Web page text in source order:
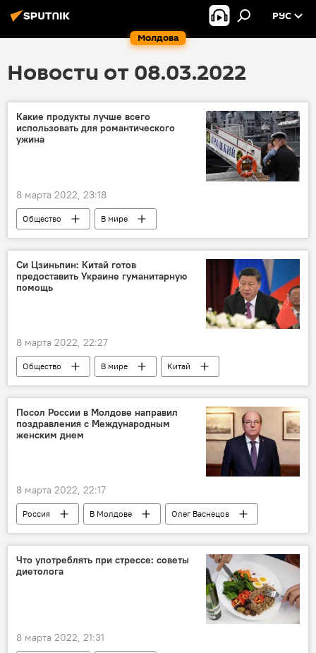
Молдова
РУС
Новости от 08.03.2022
Какие продукты лучше всего
использовать для романтического
ужина
8 марта 2022, 23:18
Общество В мире
Си Цзиньпин: Китай готов
предоставить Украине гуманитарную
помощь
8 марта 2022, 22:27
Общество В мире
Китай
Украина
Посол России в Молдове направил
поздравления с Международным
женским днем
8 марта 2022, 22:17
Россия В Молдове Олег Васнецов
Что употреблять при стрессе: советы
диетолога
8 марта 2022, 21:31